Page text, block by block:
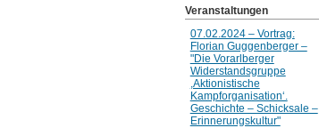
Veranstaltungen
07.02.2024 – Vortrag:
Florian Guggenberger –
"Die Vorarlberger
Widerstandsgruppe
,Aktionistische
Kampforganisation‘.
Geschichte – Schicksale –
Erinnerungskultur"